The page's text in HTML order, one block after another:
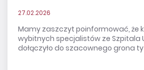
27.02.2026
Mamy zaszczyt poinformować, że
wybitnych specjalistów ze Szpitala
dołączyło do szacownego grona